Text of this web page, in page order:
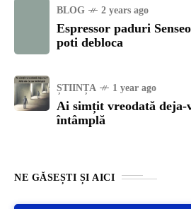
BLOG 2 years ago
Espressor paduri
poti debloca
ȘTIINȚA 1 year ago
Ai simțit vreodată deja-
întâmplă
NE GĂSEȘTI ȘI AICI